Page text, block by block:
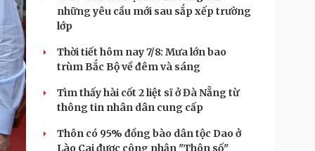
những yêu cầu mới sau sắp xếp trường
lớp
Thời tiết hôm nay 7/8: Mưa lớn bao
trùm Bắc Bộ về đêm và sáng
Tìm thấy hài cốt 2 liệt sĩ ở Đà Nẵng từ
thông tin nhân dân cung cấp
Thôn có 95% đồng bào dân tộc Dao ở
Lào Cai được công nhận "Thôn số"